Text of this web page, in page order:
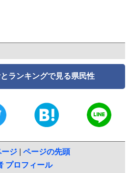
ランキングで見る県民性
ージ
ページの先頭
プロフィール